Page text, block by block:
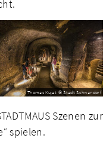
Thomas Kujat © Stadt Schwandorf
Szenen zur
spielen.